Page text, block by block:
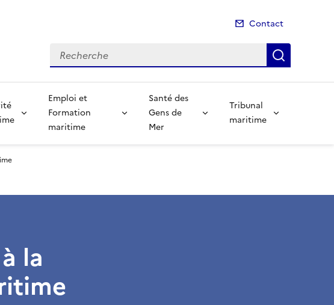
Contact
Recherche
Emploi et
Formation
maritime
Santé des
Gens de
Mer
Tribunal
maritime
la